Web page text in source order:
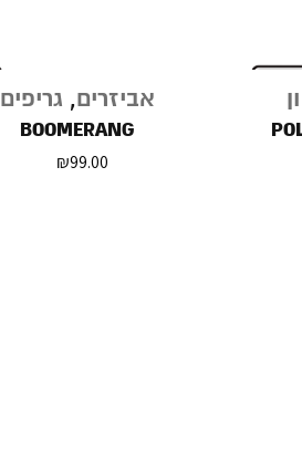
אביזרים, גריפים
BOOMERANG
₪99.00